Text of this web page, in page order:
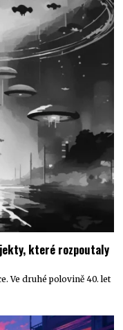
které rozpoutaly
Ve druhé polovině 40. let